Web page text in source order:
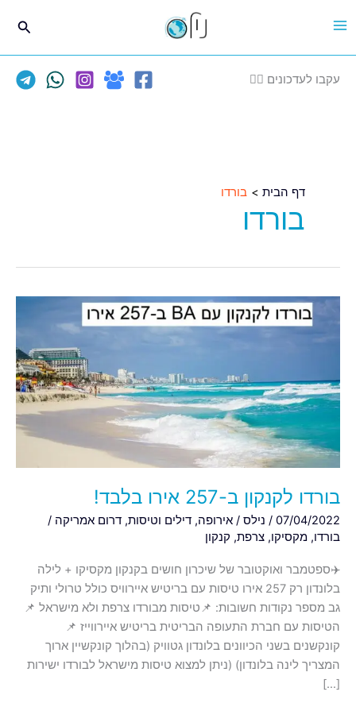
לתוכן
עקבו לעדכונים 👈🏽
דף הבית בורדו
בורדו
בורדו לקנקון ב-257 אירו בלבד!
07/04/2022
/ נילס / אירופה, דילים וטיסות, דרום אמריקה /
בורדו, מקסיקו, צרפת, קנקון
✈️ספטמבר ואוקטובר של שיכרון חושים בקנקון מקסיקו + לילה
בלונדון רק 257 אירו טיסות עם בריטיש איירוויס כולל טרולי ותיק
גב מספר נקודות חשובות: 📌טיסות מבורדו צרפת ולא מישראל 📌
הטיסות עם חברת התעופה הבריטית בריטיש איירווייז 📌
קונקשנים בשני הכיוונים בלונדון גטוויק (בהלוך קונקשיין ארוך
המצריך לינה בלונדון) (ניתן למצוא טיסות מישראל לבורדו ישירות
[…]
בורדו
לקנקון
ב-257
בלבד!